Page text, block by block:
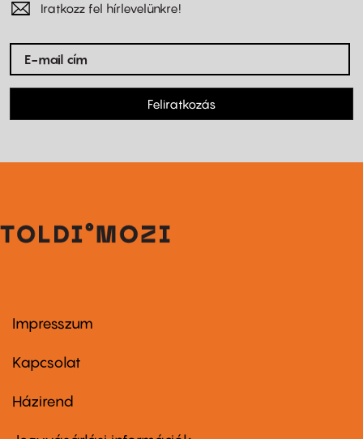
Iratkozz fel hírlevelünkre!
Feliratkozás
Footer
first
Impresszum
Kapcsolat
Footer
second
Házirend